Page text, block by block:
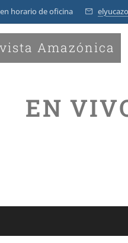
horario de oficina
Amazónica
EN